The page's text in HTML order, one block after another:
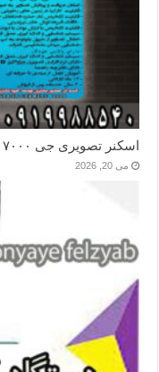
اسکنر تصویری جی ۷۰۰۰
می 20, 2026